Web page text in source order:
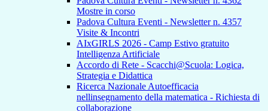
Mostre in corso
Padova Cultura Eventi - Newsletter n. 4357
Visite & Incontri
AIxGIRLS 2026 - Camp Estivo gratuito
Intelligenza Artificiale
Accordo di Rete - Scacchi@Scuola: Logica,
Strategia e Didattica
Ricerca Nazionale Autoefficacia
nellinsegnamento della matematica - Richiesta di
collaborazione